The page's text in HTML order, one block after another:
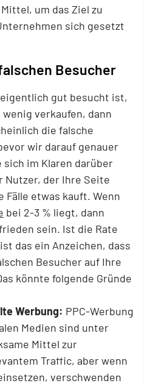
um das Ziel zu
sich gesetzt
Besucher
gut besucht ist,
verkaufen, dann
die falsche
wir darauf genauer
im Klaren darüber
Nutzer, der Ihre Seite
Fälle etwas kauft. Wenn
bei 2-3 % liegt, dann
sein. Ist die Rate
das ein Anzeichen, dass
Besucher auf Ihre
könnte folgende Gründe
Werbung: PPC-Werbung
Medien sind unter
Mittel zur
Traffic, aber wenn
verschwenden